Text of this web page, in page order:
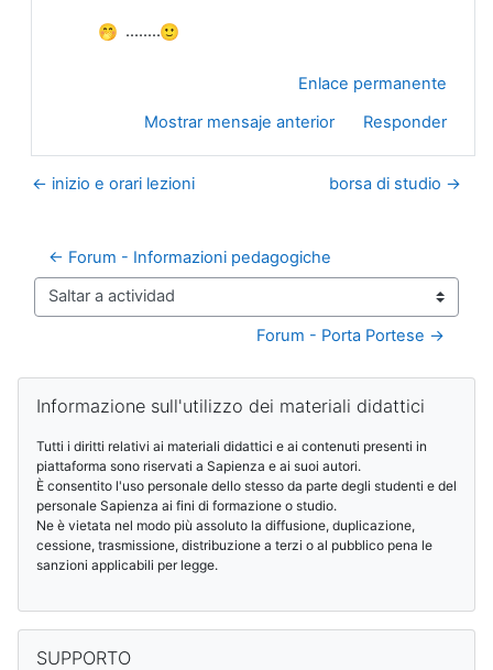
........
Enlace permanente
Mostrar mensaje anterior
Responder
← inizio e orari lezioni borsa di studio →
← Forum - Informazioni pedagogiche
Saltar a actividad
Forum - Porta Portese →
Bloques
Informazione sull'utilizzo dei materiali didattici
Tutti i diritti relativi ai materiali didattici e ai contenuti presenti in
piattaforma sono riservati a Sapienza e ai suoi autori.
È consentito l'uso personale dello stesso da parte degli studenti e del
personale Sapienza ai fini di formazione o studio.
Ne è vietata nel modo più assoluto la diffusione, duplicazione,
cessione, trasmissione, distribuzione a terzi o al pubblico pena le
sanzioni applicabili per legge.
SUPPORTO